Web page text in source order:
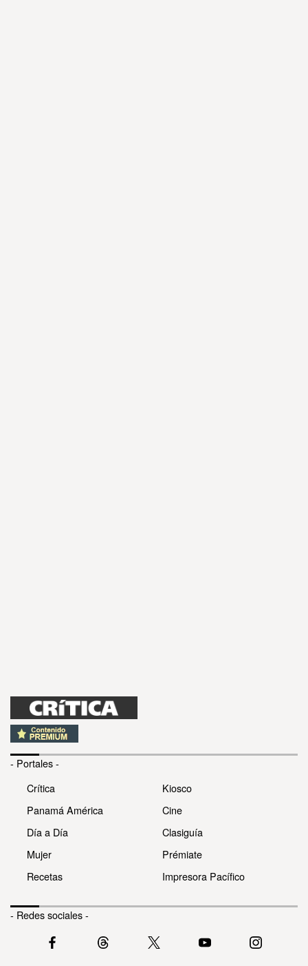
- Portales -
Crítica
Panamá América
Día a Día
Mujer
Recetas
Kiosco
Cine
Clasiguía
Prémiate
Impresora Pacífico
- Redes sociales -